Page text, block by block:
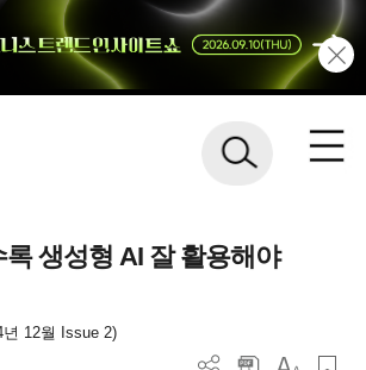
생성형 AI 잘 활용해야
년 12월 Issue 2)